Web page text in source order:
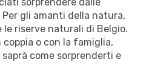
gli amanti della natura,
le riserve naturali di Belgio.
o con la famiglia,
come sorprenderti e